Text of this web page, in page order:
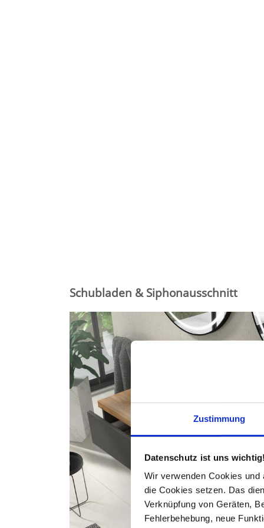
Zustimmung
Datenschutz ist uns
Wir verwenden Cookies
die Cookies setzen. Das
Verknüpfung von Geräten,
Fehlerbehebung, neue
Schubladen & Siphonausschnitt